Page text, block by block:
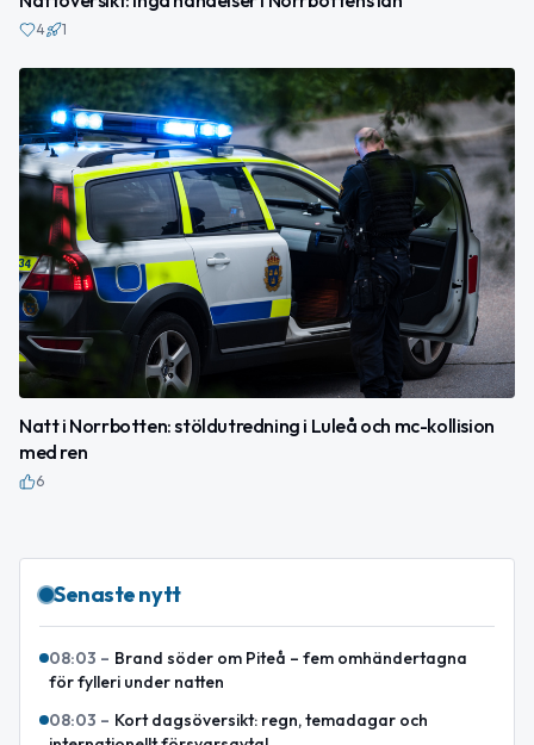
4 1
Natt i Norrbotten: stöldutredning i Luleå och mc-kollision
med ren
6
Senaste nytt
08:03 – Brand söder om Piteå – fem omhändertagna
för fylleri under natten
08:03 – Kort dagsöversikt: regn, temadagar och